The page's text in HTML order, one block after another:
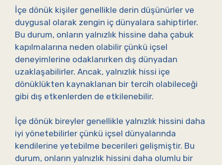
İçe dönük kişiler genellikle derin düşünürler ve
duygusal olarak zengin iç dünyalara sahiptirler.
Bu durum, onların yalnızlık hissine daha çabuk
kapılmalarına neden olabilir çünkü içsel
deneyimlerine odaklanırken dış dünyadan
uzaklaşabilirler. Ancak, yalnızlık hissi içe
dönüklükten kaynaklanan bir tercih olabileceği
gibi dış etkenlerden de etkilenebilir.
İçe dönük bireyler genellikle yalnızlık hissini daha
iyi yönetebilirler çünkü içsel dünyalarında
kendilerine yetebilme becerileri gelişmiştir. Bu
durum, onların yalnızlık hissini daha olumlu bir